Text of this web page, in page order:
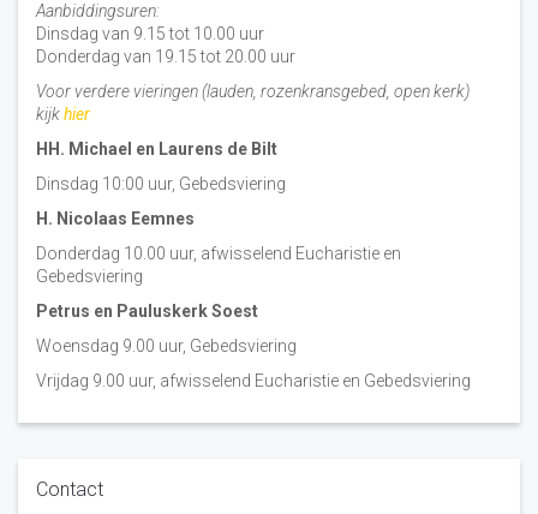
Aanbiddingsuren:
Dinsdag van 9.15 tot 10.00 uur
Donderdag van 19.15 tot 20.00 uur
Voor verdere vieringen (lauden, rozenkransgebed, open kerk)
kijkhier
HH. Michael en Laurens de Bilt
Dinsdag 10:00 uur, Gebedsviering
H. Nicolaas Eemnes
Donderdag 10.00 uur, afwisselend Eucharistie en
Gebedsviering
Petrus en Pauluskerk Soest
Woensdag 9.00 uur, Gebedsviering
Vrijdag 9.00 uur, afwisselend Eucharistie en Gebedsviering
Contact